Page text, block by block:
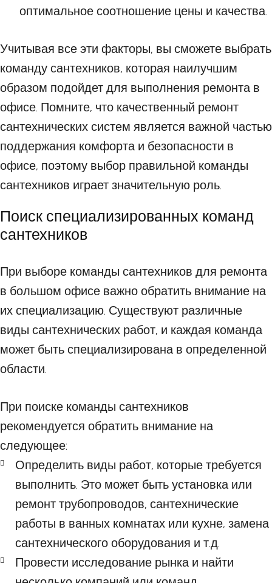
оптимальное соотношение цены и качества.
Учитывая все эти факторы, вы сможете выбрать
команду сантехников, которая наилучшим
образом подойдет для выполнения ремонта в
офисе. Помните, что качественный ремонт
сантехнических систем является важной частью
поддержания комфорта и безопасности в
офисе, поэтому выбор правильной команды
сантехников играет значительную роль.
Поиск специализированных команд
сантехников
При выборе команды сантехников для ремонта
в большом офисе важно обратить внимание на
их специализацию. Существуют различные
виды сантехнических работ, и каждая команда
может быть специализирована в определенной
области.
При поиске команды сантехников
рекомендуется обратить внимание на
следующее:
Определить виды работ, которые требуется
выполнить. Это может быть установка или
ремонт трубопроводов, сантехнические
работы в ванных комнатах или кухне, замена
сантехнического оборудования и т.д.
Провести исследование рынка и найти